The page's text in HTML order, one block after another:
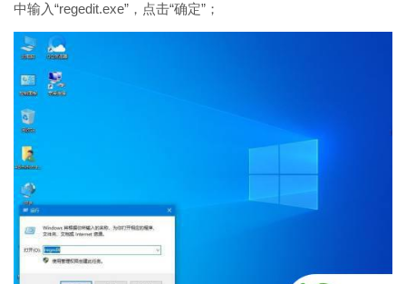
中输入“regedit.exe”，点击“确定”；